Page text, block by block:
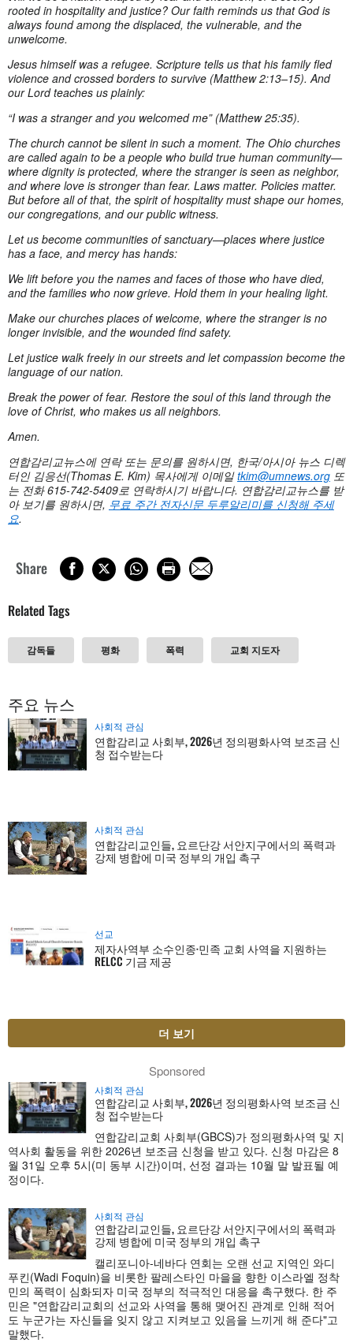
rooted in hospitality and justice? Our faith reminds us that God is
always found among the displaced, the vulnerable, and the
unwelcome.
Jesus himself was a refugee. Scripture tells us that his family fled
violence and crossed borders to survive (Matthew 2:13–15). And
our Lord teaches us plainly:
“I was a stranger and you welcomed me” (Matthew 25:35).
The church cannot be silent in such a moment. The Ohio churches
are called again to be a people who build true human community—
where dignity is protected, where the stranger is seen as neighbor,
and where love is stronger than fear. Laws matter. Policies matter.
But before all of that, the spirit of hospitality must shape our homes,
our congregations, and our public witness.
Let us become communities of sanctuary—places where justice
has a face, and mercy has hands:
We lift before you the names and faces of those who have died,
and the families who now grieve. Hold them in your healing light.
Make our churches places of welcome, where the stranger is no
longer invisible, and the wounded find safety.
Let justice walk freely in our streets and let compassion become the
language of our nation.
Break the power of fear. Restore the soul of this land through the
love of Christ, who makes us all neighbors.
Amen.
연합감리교뉴스에 연락 또는 문의를 원하시면, 한국/아시아 뉴스 디렉
터인 김응선(Thomas E. Kim) 목사에게 이메일tkim@umnews.org 또
는 전화 615-742-5409로 연락하시기 바랍니다. 연합감리교뉴스를 받
아 보기를 원하시면, 무료 주간 전자신문 두루알리미를 신청해 주세
요.
Share
Related Tags
감독들 평화 폭력 교회 지도자
주요 뉴스
사회적 관심
연합감리교 사회부, 2026년 정의평화사역 보조금 신
청 접수받는다
사회적 관심
연합감리교인들, 요르단강 서안지구에서의 폭력과
강제 병합에 미국 정부의 개입 촉구
선교
제자사역부 소수인종·민족 교회 사역을 지원하는
RELCC 기금 제공
더 보기
Sponsored
사회적 관심
연합감리교 사회부, 2026년 정의평화사역 보조금 신
청 접수받는다
연합감리교회 사회부(GBCS)가 정의평화사역 및 지
역사회 활동을 위한 2026년 보조금 신청을 받고 있다. 신청 마감은 8
월 31일 오후 5시(미 동부 시간)이며, 선정 결과는 10월 말 발표될 예
정이다.
사회적 관심
연합감리교인들, 요르단강 서안지구에서의 폭력과
강제 병합에 미국 정부의 개입 촉구
캘리포니아-네바다 연회는 오랜 선교 지역인 와디
푸킨(Wadi Foquin)을 비롯한 팔레스타인 마을을 향한 이스라엘 정착
민의 폭력이 심화되자 미국 정부의 적극적인 대응을 촉구했다. 한 주
민은 "연합감리교회의 선교와 사역을 통해 맺어진 관계로 인해 적어
도 누군가는 자신들을 잊지 않고 지켜보고 있음을 느끼게 해 준다"고
말했다.